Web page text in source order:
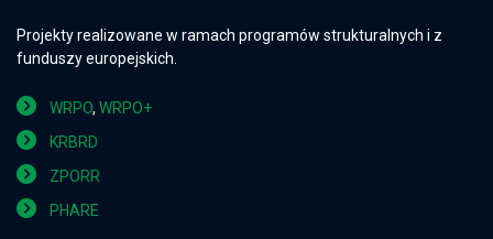
Projekty realizowane w ramach programów strukturalnych i z
funduszy europejskich.
WRPO, WRPO+
KRBRD
ZPORR
PHARE